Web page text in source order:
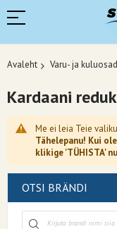
Avaleht Varu- ja kuluosad
Kardaani
Me ei leia Teie
Tähelepanu! Kui
klikige 'TÜHISTA'
OTSI BRÄNDI